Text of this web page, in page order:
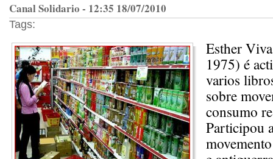
Canal Solidario - 12:35 18/07/2010
Tags:
Esther
1975) é
varios
sobre
consumo
Participou